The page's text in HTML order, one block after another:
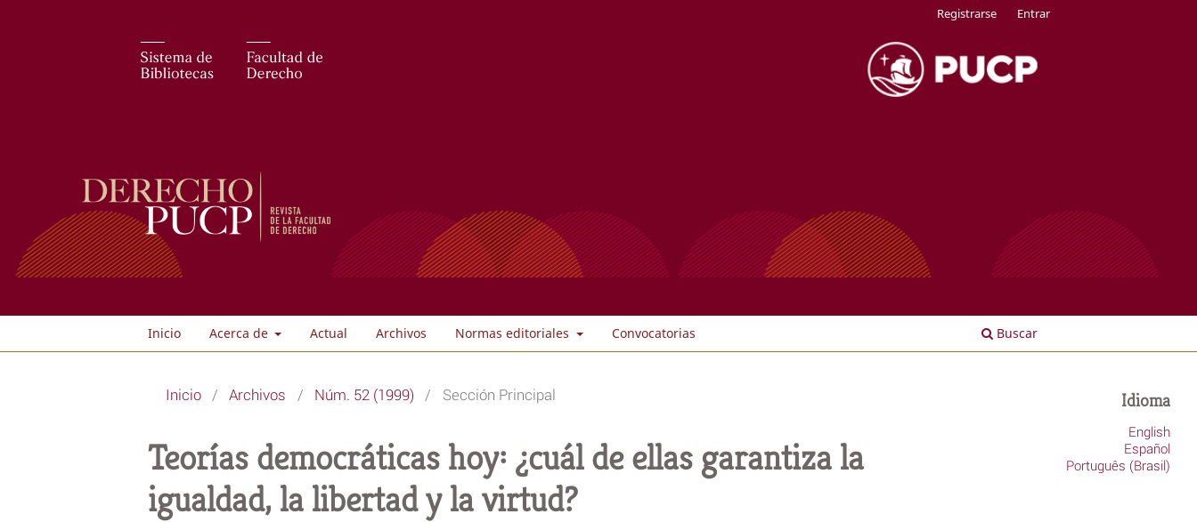
Inicio Acerca de Actual Archivos Normas editoriales Convocatorias Buscar
Registrarse Entrar
Inicio / Archivos / Núm. 52 (1999) / Sección Principal
Teorías democráticas hoy: ¿cuál de ellas garantiza la
igualdad, la libertad y la virtud?
Idioma
English
Español
Português (Brasil)